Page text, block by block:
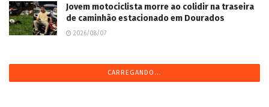
Jovem motociclista morre ao colidir na traseira
de caminhão estacionado em Dourados
2026/08/07
CARREGANDO...